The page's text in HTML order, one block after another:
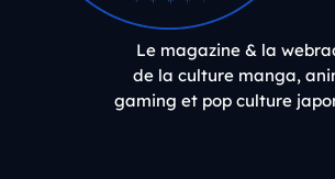
Le magazine & la
de la culture manga,
gaming et pop culture